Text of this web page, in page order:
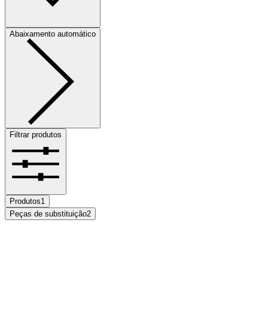
Abaixamento automático
Filtrar produtos
Produtos1
Peças de substituição2